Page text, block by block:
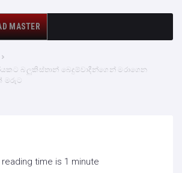
MASTER
බලුකිස්තාන් බෙදුම්වාදීන්ගෙන් මරාගෙන
මරුට
time is 1 minute